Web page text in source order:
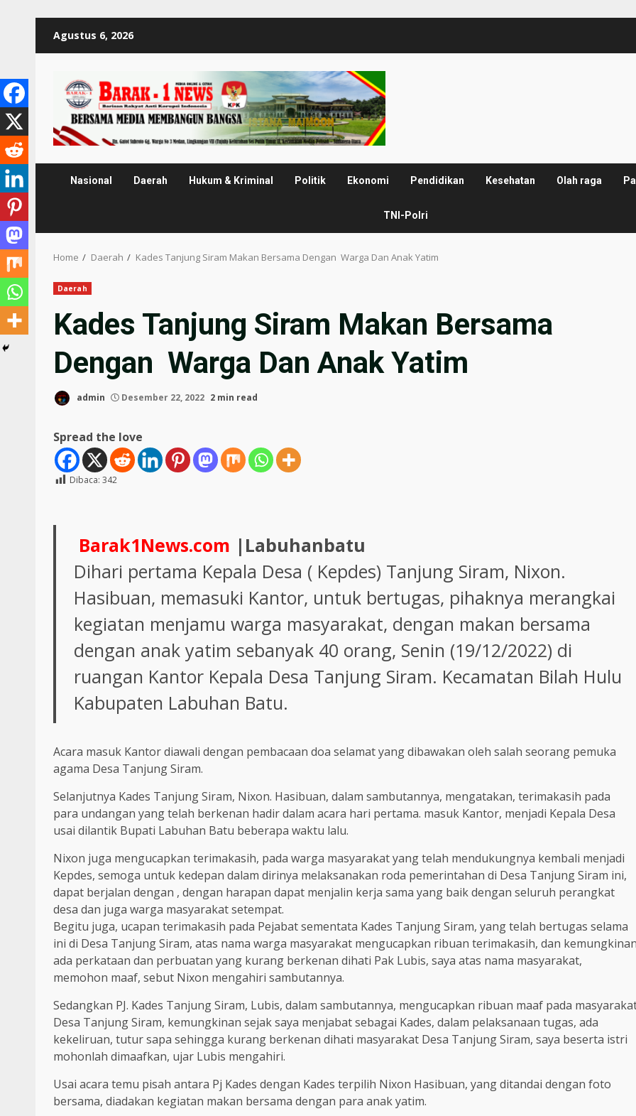
Agustus 6, 2026
Nasional Daerah Hukum & Kriminal Politik Ekonomi Pendidikan Kesehatan Olah raga
TNI-Polri
Home Daerah Kades Tanjung Siram Makan Bersama Dengan Warga Dan Anak Yatim
Daerah
Kades Tanjung Siram Makan Bersama
Dengan Warga Dan Anak Yatim
admin Desember 22, 2022 2 min read
Spread the love
Dibaca: 342
Barak1News.com |Labuhanbatu
Dihari pertama Kepala Desa ( Kepdes) Tanjung Siram, Nixon.
Hasibuan, memasuki Kantor, untuk bertugas, pihaknya merangkai
kegiatan menjamu warga masyarakat, dengan makan bersama
dengan anak yatim sebanyak 40 orang, Senin (19/12/2022) di
ruangan Kantor Kepala Desa Tanjung Siram. Kecamatan Bilah Hulu
Kabupaten Labuhan Batu.
Acara masuk Kantor diawali dengan pembacaan doa selamat yang dibawakan oleh salah seorang pemuka
agama Desa Tanjung Siram.
Selanjutnya Kades Tanjung Siram, Nixon. Hasibuan, dalam sambutannya, mengatakan, terimakasih pada
para undangan yang telah berkenan hadir dalam acara hari pertama. masuk Kantor, menjadi Kepala Desa
usai dilantik Bupati Labuhan Batu beberapa waktu lalu.
Nixon juga mengucapkan terimakasih, pada warga masyarakat yang telah mendukungnya kembali menjadi
Kepdes, semoga untuk kedepan dalam dirinya melaksanakan roda pemerintahan di Desa Tanjung Siram ini,
dapat berjalan dengan , dengan harapan dapat menjalin kerja sama yang baik dengan seluruh perangkat
desa dan juga warga masyarakat setempat.
Begitu juga, ucapan terimakasih pada Pejabat sementata Kades Tanjung Siram, yang telah bertugas selama
ini di Desa Tanjung Siram, atas nama warga masyarakat mengucapkan ribuan terimakasih, dan
ada perkataan dan perbuatan yang kurang berkenan dihati Pak Lubis, saya atas nama masyarakat,
memohon maaf, sebut Nixon mengahiri sambutannya.
Sedangkan PJ. Kades Tanjung Siram, Lubis, dalam sambutannya, mengucapkan ribuan maaf pada
Desa Tanjung Siram, kemungkinan sejak saya menjabat sebagai Kades, dalam pelaksanaan tugas, ada
kekeliruan, tutur sapa sehingga kurang berkenan dihati masyarakat Desa Tanjung Siram, saya beserta istri
mohonlah dimaafkan, ujar Lubis mengahiri.
Usai acara temu pisah antara Pj Kades dengan Kades terpilih Nixon Hasibuan, yang ditandai dengan foto
bersama, diadakan kegiatan makan bersama dengan para anak yatim.